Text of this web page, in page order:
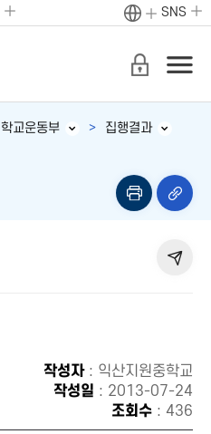
SNS
학교운동부 집행결과
작성자: 익산지원중학교
작성일 : 2013-07-24
조회수 : 436